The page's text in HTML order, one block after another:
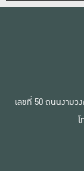
เลขที่ 50 ถนนงามว